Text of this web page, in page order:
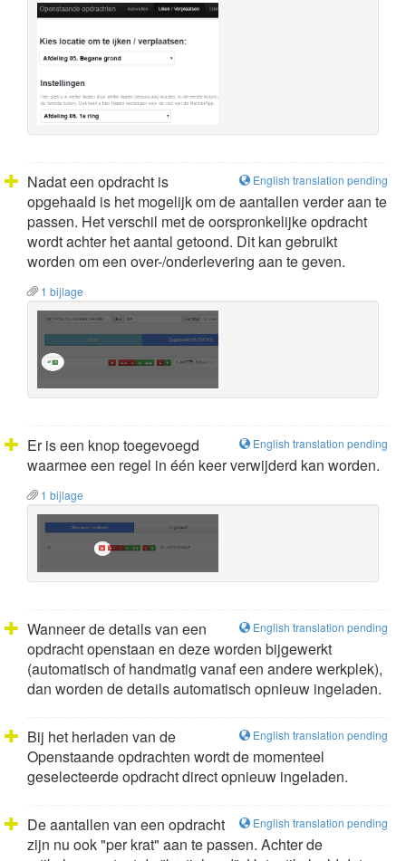
English translation pending
Nadat een opdracht is
opgehaald is het mogelijk om de aantallen verder aan te
passen. Het verschil met de oorspronkelijke opdracht
wordt achter het aantal getoond. Dit kan gebruikt
worden om een over-/onderlevering aan te geven.
1 bijlage
English translation pending
Er is een knop toegevoegd
waarmee een regel in één keer verwijderd kan worden.
1 bijlage
English translation pending
Wanneer de details van een
opdracht openstaan en deze worden bijgewerkt
(automatisch of handmatig vanaf een andere werkplek),
dan worden de details automatisch opnieuw ingeladen.
English translation pending
Bij het herladen van de
Openstaande opdrachten wordt de momenteel
geselecteerde opdracht direct opnieuw ingeladen.
English translation pending
De aantallen van een opdracht
zijn nu ook "per krat" aan te passen. Achter de